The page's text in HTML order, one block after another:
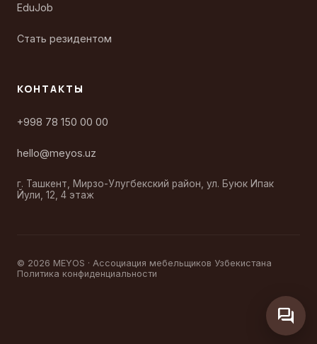
EduJob
Стать резидентом
КОНТАКТЫ
+998 78 150 00 00
hello@meyos.uz
г. Ташкент, Мирзо-Улугбекский район, ул. Буюк Ипак
Йули, 12, 4 этаж
© 2026 MEYOS · Ассоциация мебельщиков Узбекистана
Политика конфиденциальности
forum